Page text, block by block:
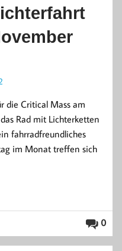
die Critical Mass am
Rad mit Lichterketten
fahrradfreundliches
im Monat treffen sich
0